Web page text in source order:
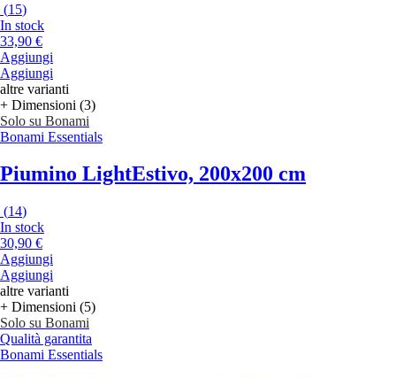
(15)
In stock
33,90 €
Aggiungi
Aggiungi
altre varianti
+ Dimensioni (3)
Solo su Bonami
Bonami Essentials
Piumino LightEstivo, 200x200 cm
(14)
In stock
30,90 €
Aggiungi
Aggiungi
altre varianti
+ Dimensioni (5)
Solo su Bonami
Qualità garantita
Bonami Essentials